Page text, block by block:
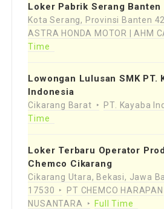
Loker Pabrik Serang Banten
Kota Serang, Provinsi Banten
ASTRA HONDA MOTOR | AHM
Time
Lowongan Lulusan SMK PT.
Indonesia
Cikarang Barat PT. Kayaba
Time
Loker Terbaru Operator
Chemco Cikarang
Cikarang Utara, Bekasi, Jawa
17530
PT CHEMCO HARAPAN
NUSANTARA
Full Time